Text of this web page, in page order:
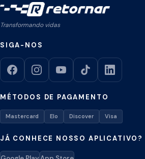
Transformando vidas
SIGA-NOS
MÉTODOS DE PAGAMENTO
Mastercard Elo Discover Visa
JÁ CONHECE NOSSO APLICATIVO?